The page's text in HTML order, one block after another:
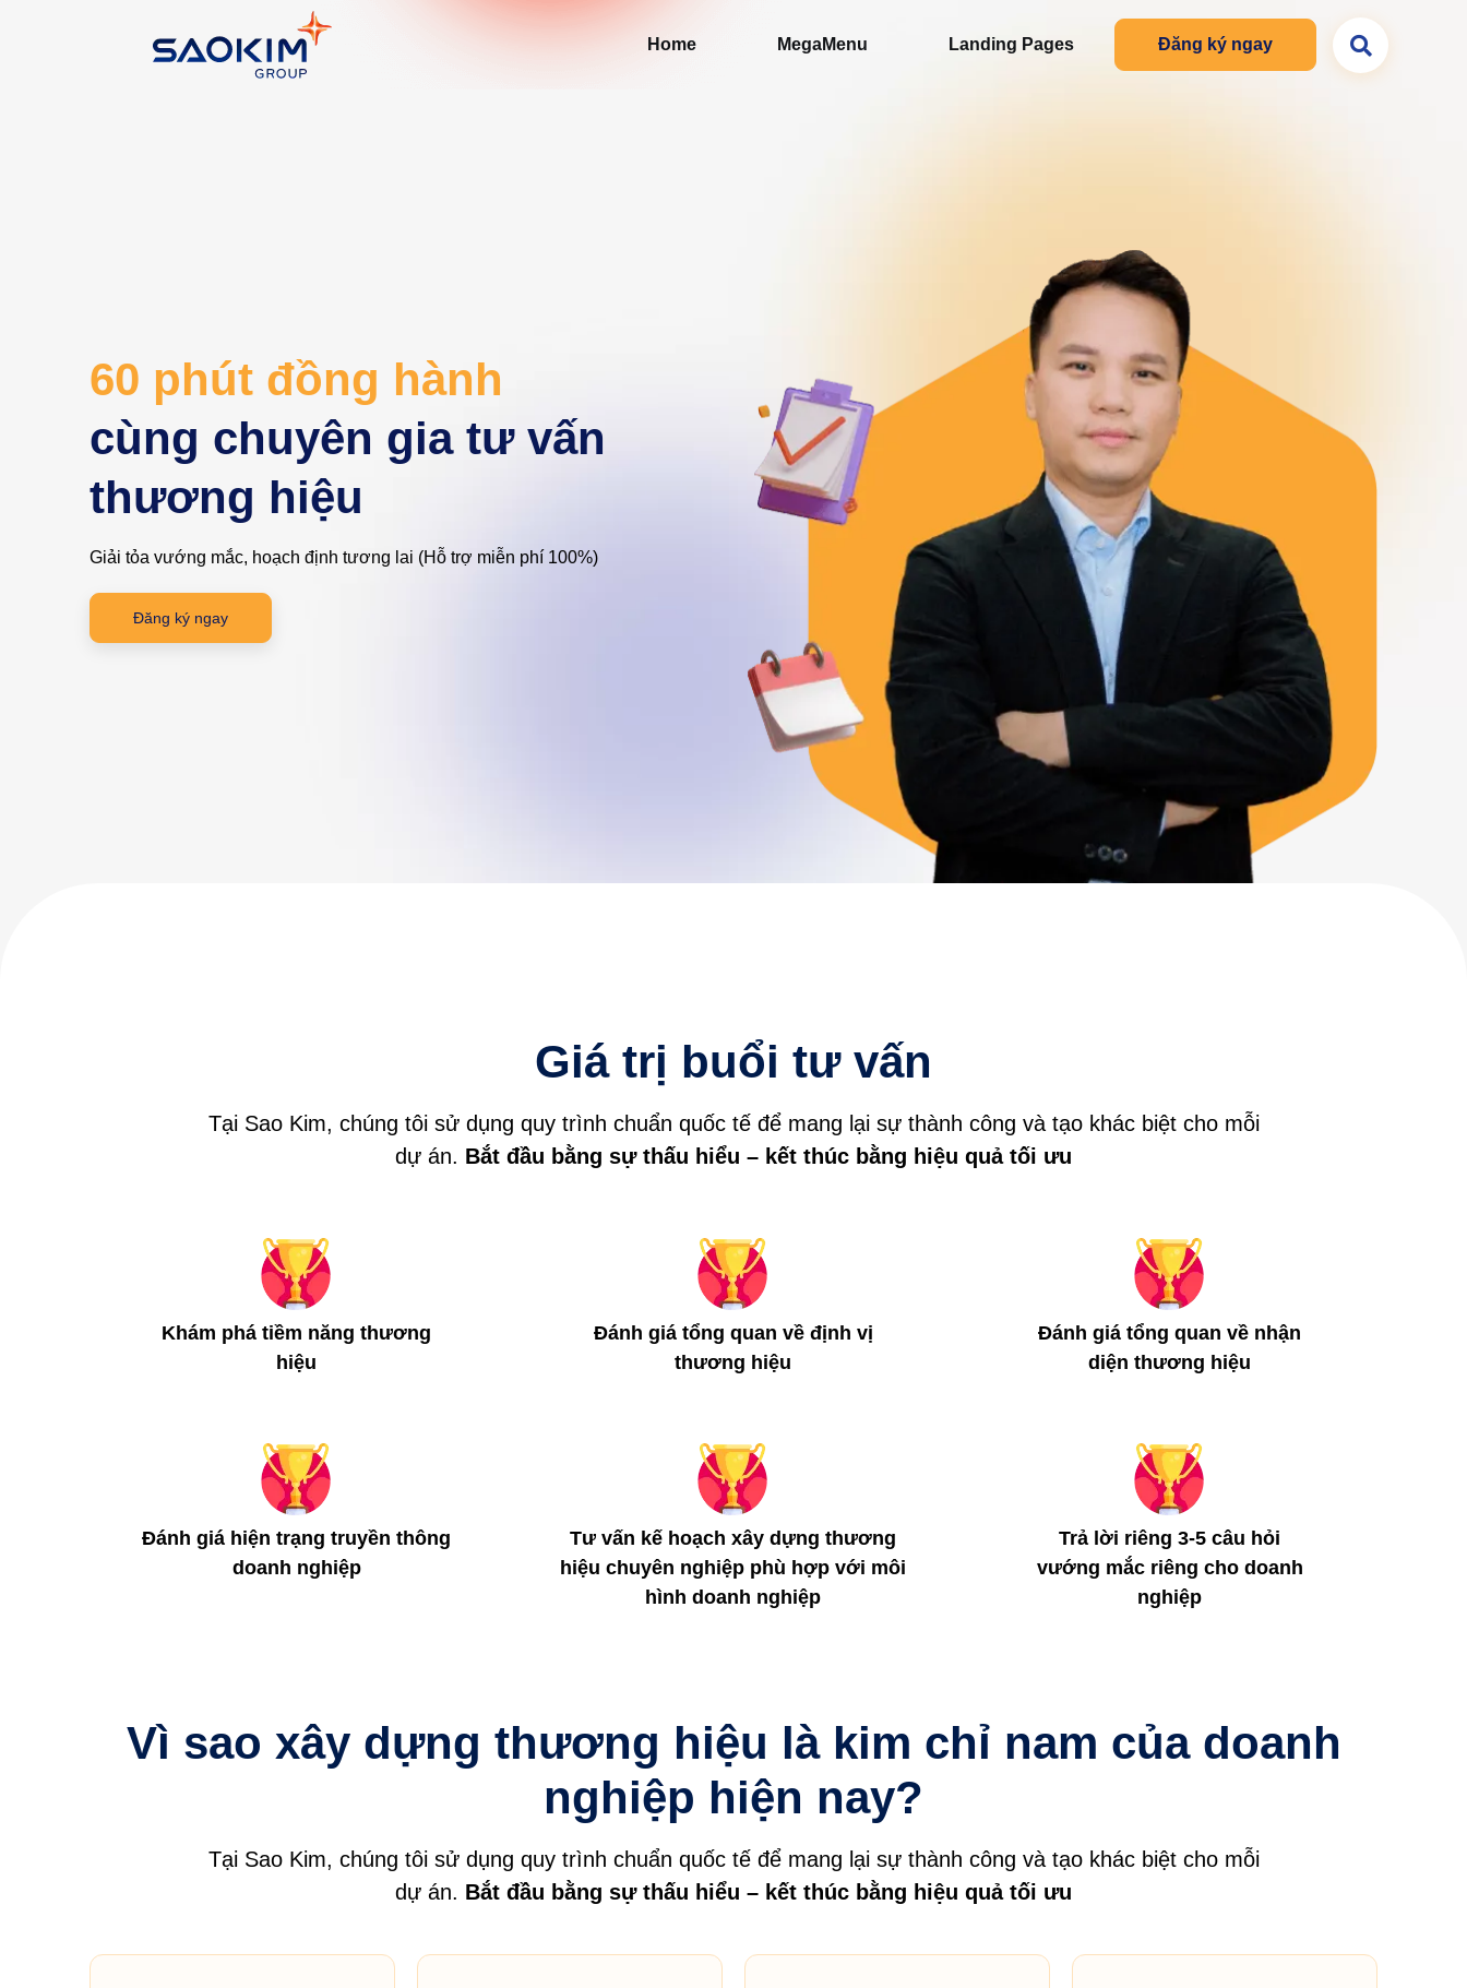
Home MegaMenu Landing Pages Đăng ký ngay
60 phút đồng hành
cùng chuyên gia tư vấn
thương hiệu
Giải tỏa vướng mắc, hoạch định tương lai (Hỗ trợ miễn phí 100%)
Đăng ký ngay
Giá trị buổi tư vấn
Tại Sao Kim, chúng tôi sử dụng quy trình chuẩn quốc tế để mang lại sự thành công và tạo khác biệt cho mỗi
dự án. Bắt đầu bằng sự thấu hiểu – kết thúc bằng hiệu quả tối ưu
Khám phá tiềm năng thương
hiệu
Đánh giá tổng quan về định vị
thương hiệu
Đánh giá tổng quan về nhận
diện thương hiệu
Đánh giá hiện trạng truyền thông
doanh nghiệp
Tư vấn kế hoạch xây dựng thương
hiệu chuyên nghiệp phù hợp với môi
hình doanh nghiệp
Trả lời riêng 3-5 câu hỏi
vướng mắc riêng cho doanh
nghiệp
Vì sao xây dựng thương hiệu là kim chỉ nam của doanh
nghiệp hiện nay?
Tại Sao Kim, chúng tôi sử dụng quy trình chuẩn quốc tế để mang lại sự thành công và tạo khác biệt cho mỗi
dự án. Bắt đầu bằng sự thấu hiểu – kết thúc bằng hiệu quả tối ưu